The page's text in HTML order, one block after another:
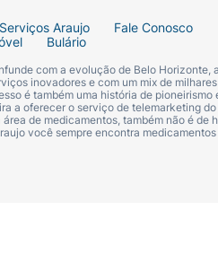
Serviços Araujo
Fale Conosco
Bulário
com a evolução de Belo Horizonte, a
inovadores e com um mix de
é também uma história de pioneirismo
a oferecer o serviço de telemarketing do
de medicamentos, também não é de
você sempre encontra